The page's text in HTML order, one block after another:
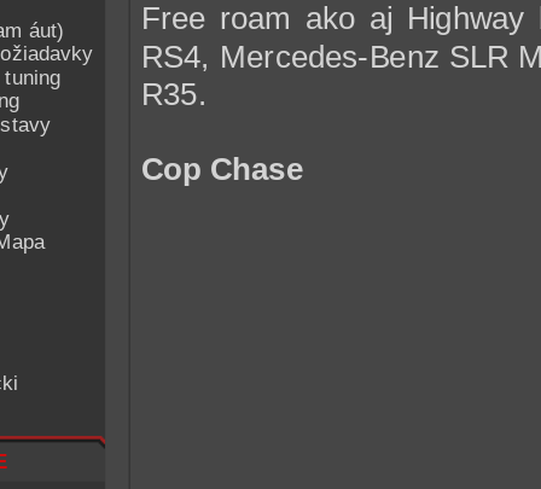
áut)
Free roam ako aj
RS4, Mercedes-Benz SLR
R35.
Cop Chase